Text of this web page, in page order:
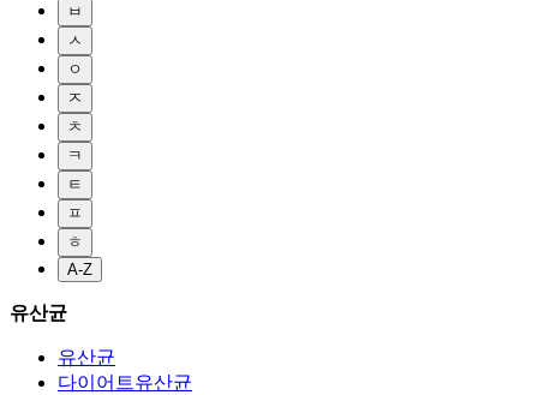
ㅂ
ㅅ
ㅇ
ㅈ
ㅊ
ㅋ
ㅌ
ㅍ
ㅎ
A-Z
유산균
유산균
다이어트유산균